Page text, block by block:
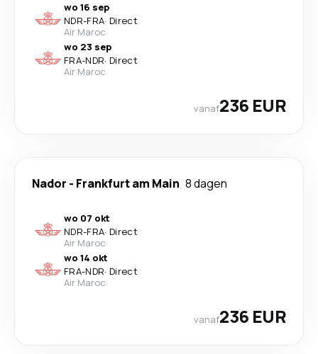
wo 16 sep
NDR-FRA· Direct
Air Maroc
wo 23 sep
FRA-NDR· Direct
Air Maroc
vanaf236 EUR
Nador - Frankfurt am Main 8 dagen
wo 07 okt
NDR-FRA· Direct
Air Maroc
wo 14 okt
FRA-NDR· Direct
Air Maroc
vanaf236 EUR